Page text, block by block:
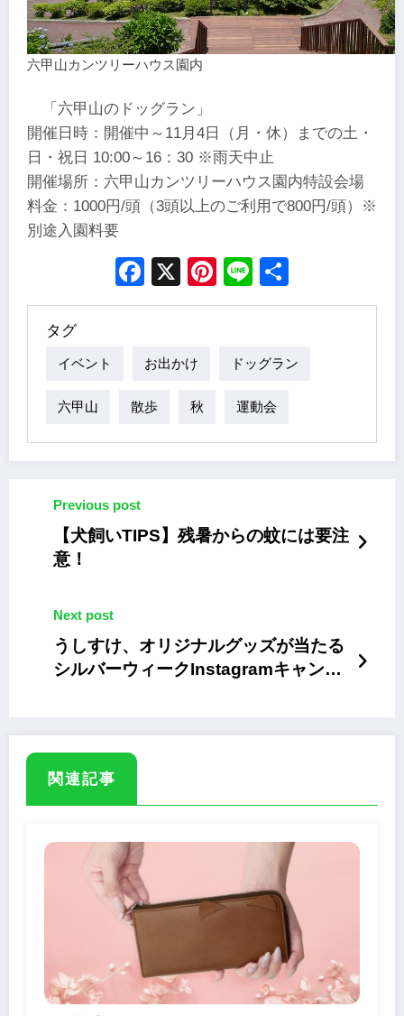
六甲山カンツリーハウス園内
「六甲山のドッグラン」
開催日時：開催中～11月4日（月・休）までの土・
日・祝日 10:00～16：30 ※雨天中止
開催場所：六甲山カンツリーハウス園内特設会場
料金：1000円/頭（3頭以上のご利用で800円/頭）※
別途入園料要
Facebook
X Pinterest
Line
タグ
イベント お出かけ ドッグラン
六甲山 散歩 秋 運動会
Previous post
【犬飼いTIPS】残暑からの蚊には要注
意！
Next post
うしすけ、オリジナルグッズが当たる
シルバーウィークInstagramキャンペ
関連記事